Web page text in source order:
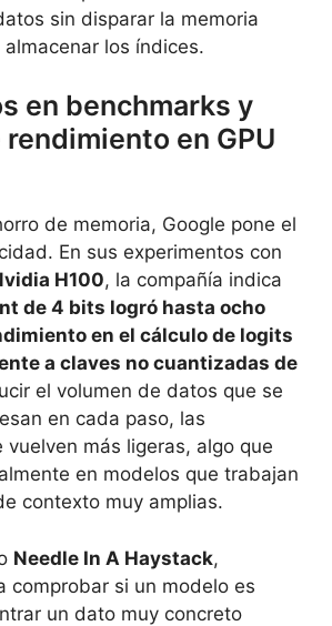
sin disparar la memoria
los índices.
en benchmarks y
en GPU
de memoria, Google pone el
En sus experimentos con
H100, la compañía indica
de 4 bits logró hasta ocho
en el cálculo de logits
a claves no cuantizadas de
el volumen de datos que se
en cada paso, las
vuelven más ligeras, algo que
en modelos que trabajan
contexto muy amplias.
Needle In A Haystack,
comprobar si un modelo es
un dato muy concreto